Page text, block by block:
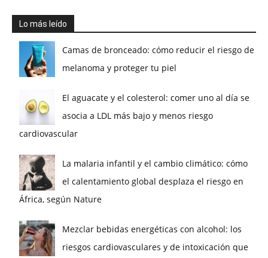
Lo más leído
Camas de bronceado: cómo reducir el riesgo de
melanoma y proteger tu piel
El aguacate y el colesterol: comer uno al día se
asocia a LDL más bajo y menos riesgo
cardiovascular
La malaria infantil y el cambio climático: cómo
el calentamiento global desplaza el riesgo en
África, según Nature
Mezclar bebidas energéticas con alcohol: los
riesgos cardiovasculares y de intoxicación que